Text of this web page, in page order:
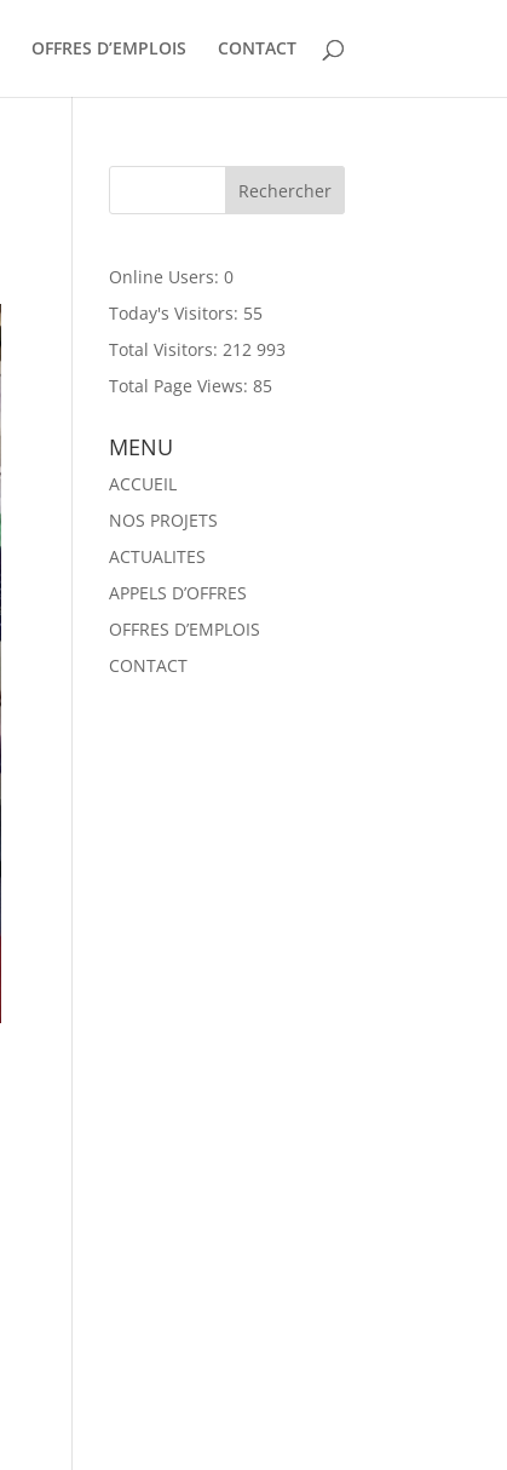
OFFRES D’EMPLOIS CONTACT
Online Users:0
Today's Visitors: 55
Total Visitors:212 993
Total Page Views:85
MENU
ACCUEIL
NOS PROJETS
ACTUALITES
APPELS D’OFFRES
OFFRES D’EMPLOIS
CONTACT